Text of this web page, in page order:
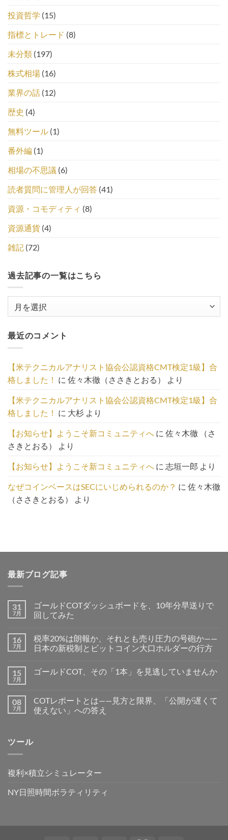
投資哲学 (15)
指標とトレード (8)
未分類 (197)
株式相場 (16)
業界の話 (12)
歴史 (4)
無料ツール (1)
番外編 (1)
相場の不思議 (6)
読者質問に管理人が回答 (41)
資源・コモディティ (8)
資源通貨 (4)
雑記 (72)
過去記事の一覧はこちら
事
の
覧
は
こ
ち
ら
最近のコメント
【米テクニカルアナリスト協会公認資格CMT検定1級】合
格しました！ に 佐々木徹（ささきとおる） より
【米テクニカルアナリスト協会公認資格CMT検定1級】合
格しました！ に 大杉 より
【お知らせ】ようこそ新コミュニティへ に 佐々木徹 （さ
さきとおる）
より
【お知らせ】ようこそ新コミュニティへ に 志垣一郎 より
なぜコインベースはSECにいじめられるのか？ に 佐々木徹
（ささきとおる）
より
最新ブログ記事
31
7月
ゴールドCOTダッシュボードを、10年分早送りで
回してみた
16
7月
税率20%は朗報か、それとも売り圧力の号砲か——
日本の新税制とビットコイン大口ホルダーの行方
15
7月
ゴールドCOT、その「1本」を見逃していませんか
08
7月
COTレポートとは——見方と限界、「公開が遅くて
使えない」への答え
ツール
複利×積立シミュレーター
NY日照時間ボラティリティ